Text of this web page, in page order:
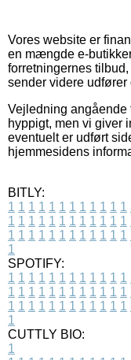
Vores website er
en mængde e-
forretningernes
sender videre udfører
Vejledning angående
hyppigt, men vi giver
eventuelt er udført
hjemmesidens
BITLY:
1 1 1 1 1 1 1 1 1 1 1 1
1 1 1 1 1 1 1 1 1 1 1 1
1 1 1 1 1 1 1 1 1 1 1 1
1
SPOTIFY:
1 1 1 1 1 1 1 1 1 1 1 1
1 1 1 1 1 1 1 1 1 1 1 1
1 1 1 1 1 1 1 1 1 1 1 1
1
CUTTLY BIO:
1